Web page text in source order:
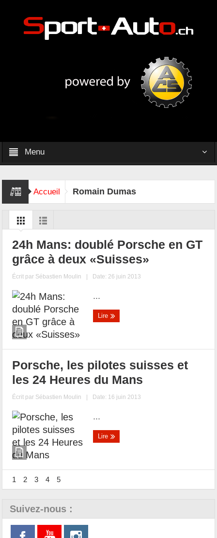
Menu
Accueil Romain Dumas
24h Mans: doublé Porsche en GT
grâce à deux «Suisses»
Écrit par Sébastien Moulin | Date: 26 juin 2013
...
Lire
Porsche, les pilotes suisses et
les 24 Heures du Mans
Écrit par Sébastien Moulin | Date: 16 juin 2013
...
Lire
1 2 3 4 5
Suivez-nous :